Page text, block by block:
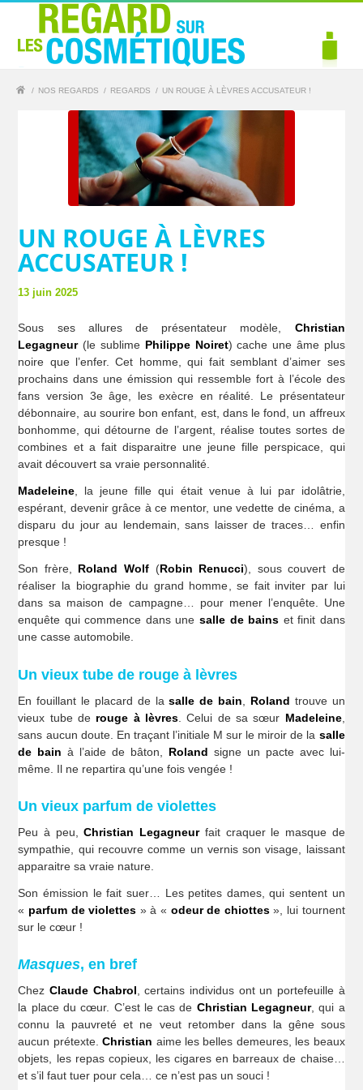
/ NOS REGARDS / REGARDS / UN ROUGE À LÈVRES ACCUSATEUR !
UN ROUGE À LÈVRES
ACCUSATEUR !
13 juin 2025
Sous ses allures de présentateur modèle, Christian
Legagneur(le sublime Philippe Noiret) cache une âme plus
noire que l’enfer. Cet homme, qui fait semblant d’aimer ses
prochains dans une émission qui ressemble fort à l’école des
fans version 3e âge, les exècre en réalité. Le présentateur
débonnaire, au sourire bon enfant, est, dans le fond, un affreux
bonhomme, qui détourne de l’argent, réalise toutes sortes de
combines et a fait disparaitre une jeune fille perspicace, qui
avait découvert sa vraie personnalité.
Madeleine, la jeune fille qui était venue à lui par idolâtrie,
espérant, devenir grâce à ce mentor, une vedette de cinéma, a
disparu du jour au lendemain, sans laisser de traces… enfin
presque !
Son frère, Roland Wolf(Robin Renucci), sous couvert de
réaliser la biographie du grand homme, se fait inviter par lui
dans sa maison de campagne… pour mener l’enquête. Une
enquête qui commence dans une salle de bains et finit dans
une casse automobile.
Un vieux tube de rouge à lèvres
En fouillant le placard de lasalle de bain Roland trouve un
vieux tube de rouge à lèvres . Celui de sa sœur Madeleine,
sans aucun doute. En traçant l’initiale M sur le miroir de la salle
de bain à l’aide de bâton, Roland signe un pacte avec lui-
même. Il ne repartira qu’une fois vengée !
Un vieux parfum de violettes
Peu à peu,Christian Legagneurfait craquer le masque de
sympathie, qui recouvre comme un vernis son visage, laissant
apparaitre sa vraie nature.
Son émission le fait suer… Les petites dames, qui sentent un
« parfum de violettes » à « odeur de chiottes», lui tournent
sur le cœur !
Masques, en bref
ChezClaude Chabrol, certains individus ont un portefeuille à
la place du cœur. C’est le cas de Christian Legagneur, qui a
connu la pauvreté et ne veut retomber dans la gêne sous
aucun prétexte.Christian aime les belles demeures, les beaux
objets, les repas copieux, les cigares en barreaux de chaise…
et s’il faut tuer pour cela… ce n’est pas un souci !